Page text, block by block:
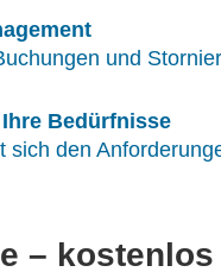
und
Bedürfnisse
sich den
–